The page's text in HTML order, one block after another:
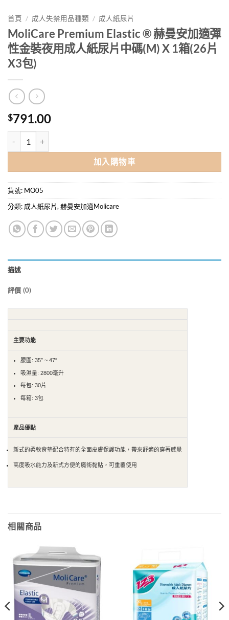
首頁 / 成人失禁用品種類 / 成人紙尿片
MoliCare Premium Elastic ® 赫曼安加適彈
性金裝夜用成人紙尿片中碼(M) X 1箱(26片
X3包)
$791.00
加入購物車
貨號: MO05
分類: 成人紙尿片,赫曼安加適Molicare
描述
評價 (0)
主要功能
腰圍: 35″ ~ 47″
吸濕量: 2800毫升
每包: 30片
每箱: 3包
產品優點
新式的柔軟背墊配合特有的全面皮膚保護功能，帶來舒適的穿著感覺
高度吸水能力及新式方便的魔術黏貼，可重覆使用
相關商品